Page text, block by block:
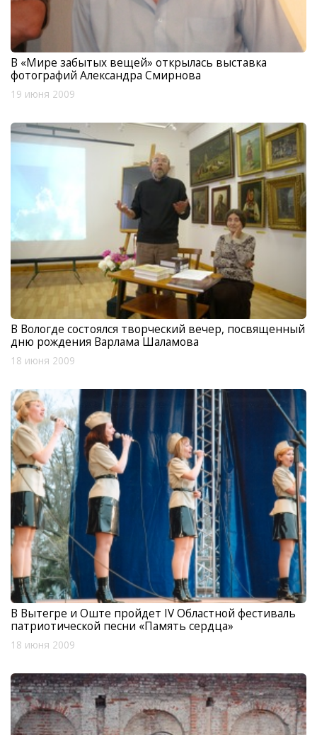
В «Мире забытых вещей» открылась выставка
фотографий Александра Смирнова
19 июня 2009
В Вологде состоялся творческий вечер, посвященный
дню рождения Варлама Шаламова
18 июня 2009
В Вытегре и Оште пройдет IV Областной фестиваль
патриотической песни «Память сердца»
18 июня 2009